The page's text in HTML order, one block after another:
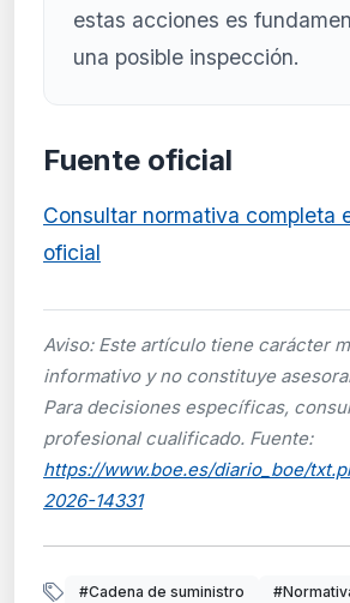
estas acciones es
una posible inspección.
Fuente oficial
Consultar normativa completa
oficial
Aviso: Este artículo tiene carácter
informativo y no constituye
Para decisiones específicas,
profesional cualificado. Fuente:
https://www.boe.es/diario_boe/
2026-14331
#Cadena de suministro